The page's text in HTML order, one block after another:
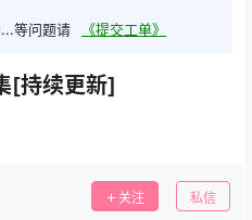
等问题请
《提交工单》
[持续更新]
关注 私信